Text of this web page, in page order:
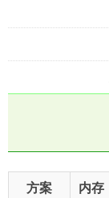
方案 内存